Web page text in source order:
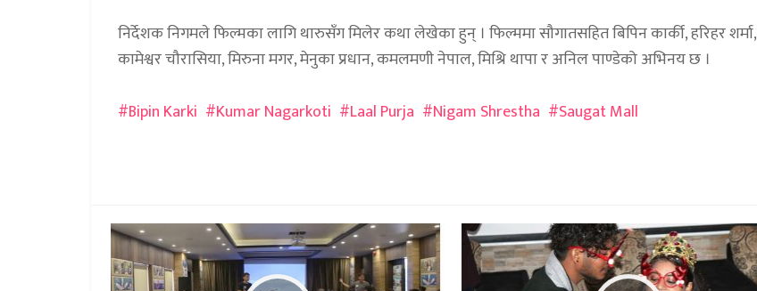
निर्देशक निगमले फिल्मका लागि थारुसँग मिलेर कथा लेखेका हुन् । फिल्ममा सौगातसहित बिपिन कार्की, हरिहर शर्मा,
कामेश्वर चौरासिया, मिरुना मगर, मेनुका प्रधान, कमलमणी नेपाल, मिश्रि थापा र अनिल पाण्डेको अभिनय छ ।
Bipin Karki
Kumar Nagarkoti Laal Purja Nigam Shrestha Saugat Mall